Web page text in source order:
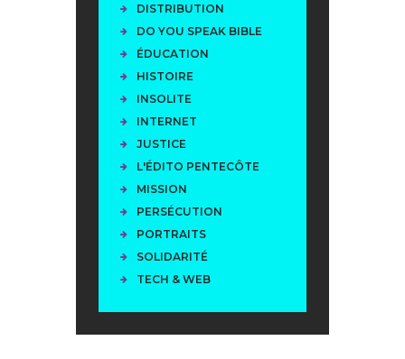
DISTRIBUTION
DO YOU SPEAK BIBLE
ÉDUCATION
HISTOIRE
INSOLITE
INTERNET
JUSTICE
L'ÉDITO PENTECÔTE
MISSION
PERSÉCUTION
PORTRAITS
SOLIDARITÉ
TECH & WEB